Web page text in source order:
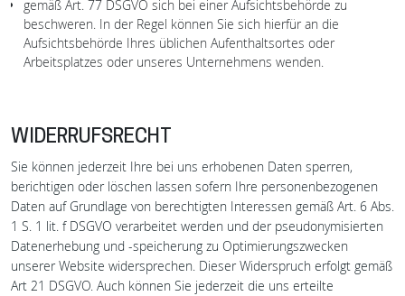
gemäß Art. 77 DSGVO sich bei einer Aufsichtsbehörde zu
beschweren. In der Regel können Sie sich hierfür an die
Aufsichtsbehörde Ihres üblichen Aufenthaltsortes oder
Arbeitsplatzes oder unseres Unternehmens wenden.
WIDERRUFSRECHT
Sie können jederzeit Ihre bei uns erhobenen Daten sperren,
berichtigen oder löschen lassen sofern Ihre personenbezogenen
Daten auf Grundlage von berechtigten Interessen gemäß Art. 6 Abs.
1 S. 1 lit. f DSGVO verarbeitet werden und der pseudonymisierten
Datenerhebung und -speicherung zu Optimierungszwecken
unserer Website widersprechen. Dieser Widerspruch erfolgt gemäß
Art 21 DSGVO. Auch können Sie jederzeit die uns erteilte